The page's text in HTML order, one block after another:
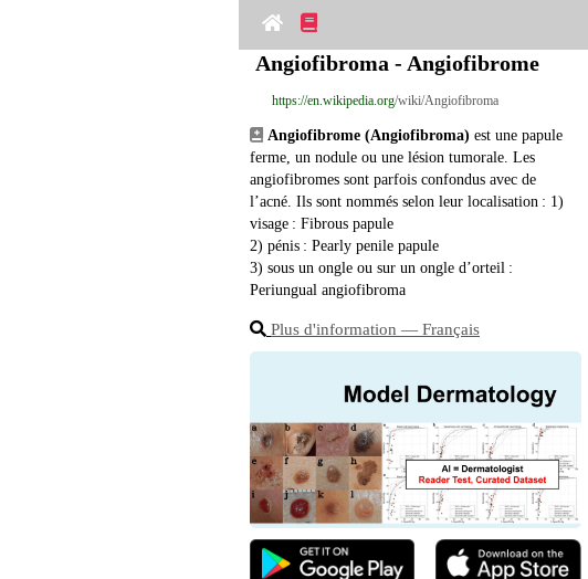
Angiofibroma - Angiofibrome
https://en.wikipedia.org/wiki/Angiofibroma
Angiofibrome (Angiofibroma) est une papule
ferme, un nodule ou une lésion tumorale. Les
angiofibromes sont parfois confondus avec de
l’acné. Ils sont nommés selon leur localisation : 1)
visage : Fibrous papule
2) pénis : Pearly penile papule
3) sous un ongle ou sur un ongle d’orteil :
Periungual angiofibroma
Plus d'information ― Français